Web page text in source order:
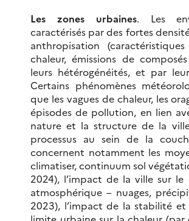
Les zones urbaines. Les
caractérisés par des fortes
anthropisation
chaleur, émissions de
leurs hétérogénéités, et par
Certains phénomènes
que les vagues de chaleur, les
épisodes de pollution, en lien
nature et la structure de la
processus au sein de la
concernent notamment les
climatiser, continuum sol
2024), l’impact de la ville sur
atmosphérique – nuages,
2023), l’impact de la stabilité